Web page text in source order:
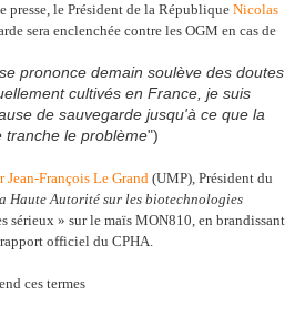
presse, le Président de la République Nicolas
sera enclenchée contre les OGM en cas de
prononce demain soulève des doutes
cultivés en France, je suis
de sauvegarde jusqu'à ce que la
tranche le problème")
Jean-François Le Grand (UMP), Président du
Haute Autorité sur les biotechnologies
sérieux » sur le maïs MON810, en brandissant
officiel du CPHA.
ces termes